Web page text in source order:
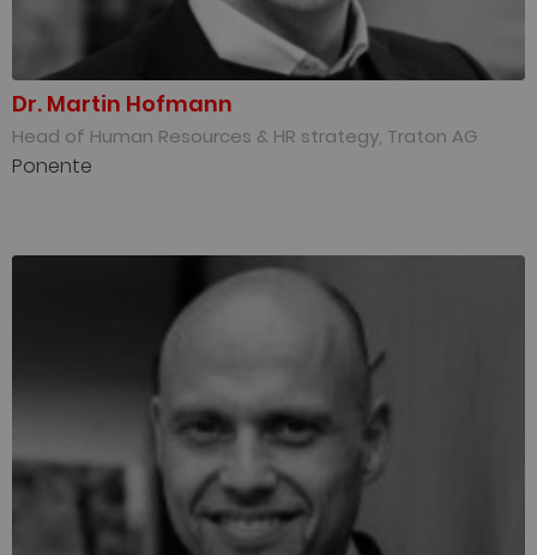
Dr. Martin Hofmann
Head of Human Resources & HR strategy, Traton AG
Ponente